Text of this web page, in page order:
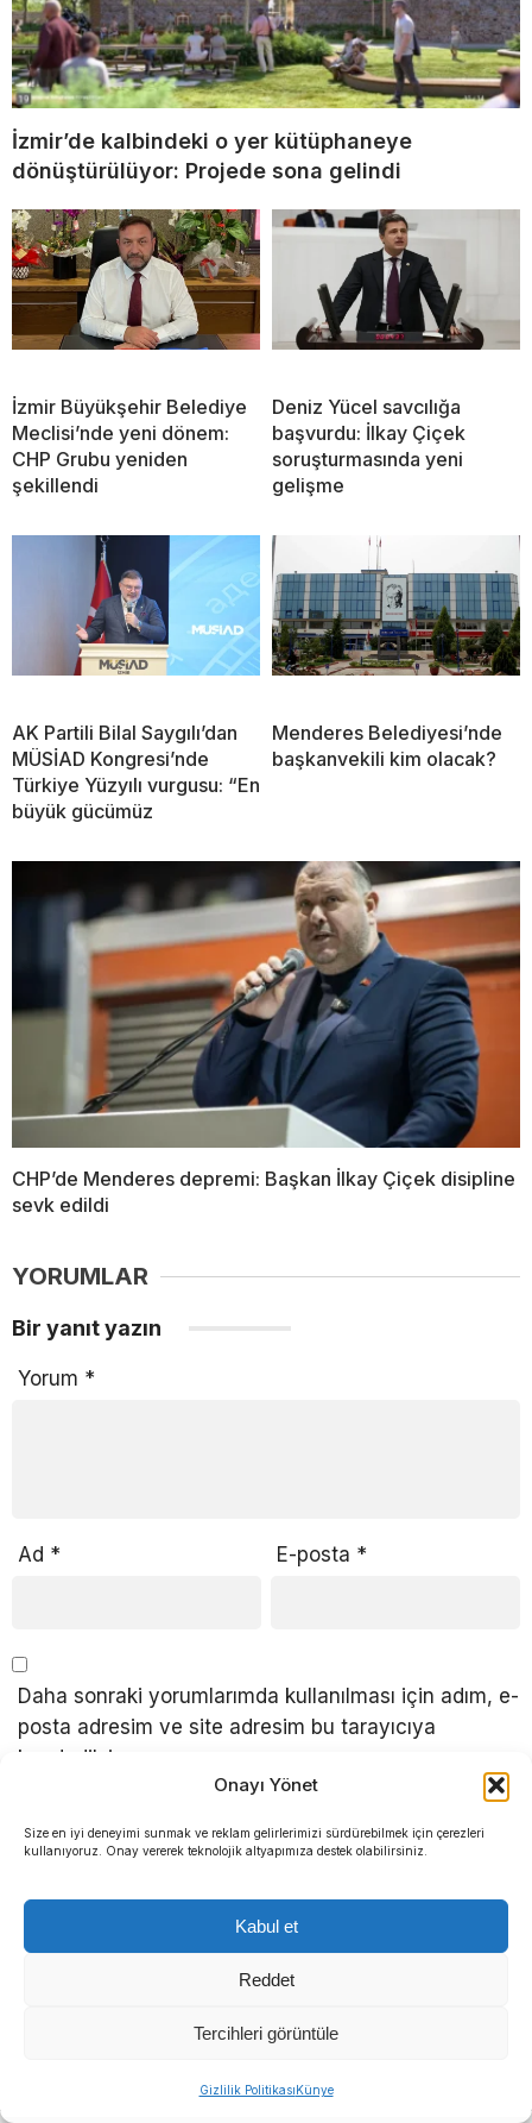
Onayı Yönet
Size en iyi deneyimi sunmak ve reklam gelirlerimizi sürdürebilmek için çerezleri
kullanıyoruz. Onay vererek teknolojik altyapımıza destek olabilirsiniz.
Kabul et
Reddet
Tercihleri görüntüle
Gizlilik PolitikasıKünye
İzmir’de kalbindeki o yer kütüphaneye
dönüştürülüyor: Projede sona gelindi
İzmir Büyükşehir Belediye
Meclisi’nde yeni dönem:
CHP Grubu yeniden
şekillendi
Deniz Yücel savcılığa
başvurdu: İlkay Çiçek
soruşturmasında yeni
gelişme
AK Partili Bilal Saygılı’dan
MÜSİAD Kongresi’nde
Türkiye Yüzyılı vurgusu: “En
büyük gücümüz
Menderes Belediyesi’nde
başkanvekili kim olacak?
CHP’de Menderes depremi: Başkan İlkay Çiçek disipline
sevk edildi
YORUMLAR
Bir yanıt yazın
Yorum *
Ad * E-posta *
Daha sonraki yorumlarımda kullanılması için adım, e-
posta adresim ve site adresim bu tarayıcıya
kaydedilsin.